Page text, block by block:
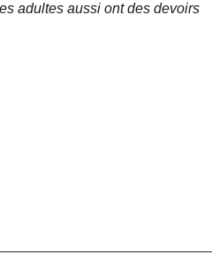
adultes aussi ont des devoirs